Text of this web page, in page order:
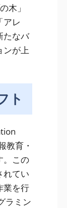
木」
アレ
たなバ
ンが上
ト
教育・
。この
れてい
業を行
ラミン